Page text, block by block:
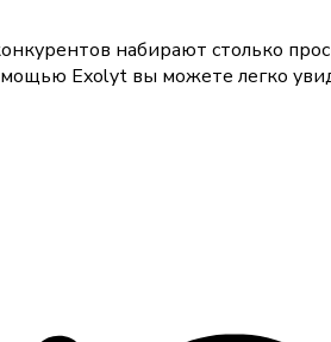
набирают столько
Exolyt вы можете легко